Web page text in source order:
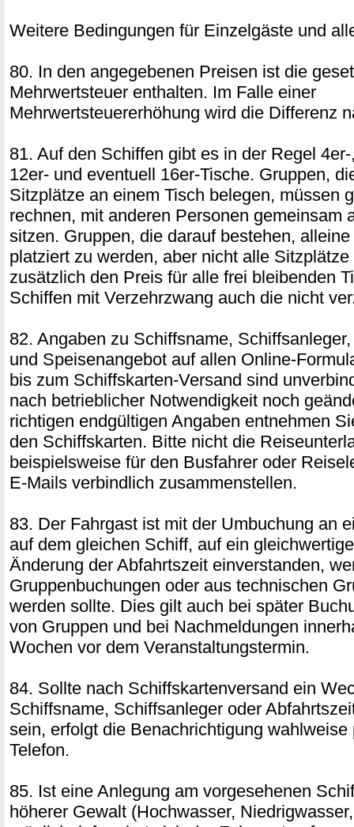
Weitere Bedingungen für Einzelgäste und
80. In den angegebenen Preisen ist die
Mehrwertsteuer enthalten. Im Falle einer
Mehrwertsteuererhöhung wird die Differenz
81. Auf den Schiffen gibt es in der Regel
12er- und eventuell 16er-Tische. Gruppen,
Sitzplätze an einem Tisch belegen, müssen
rechnen, mit anderen Personen gemeinsam
sitzen. Gruppen, die darauf bestehen,
platziert zu werden, aber nicht alle
zusätzlich den Preis für alle frei bleibenden
Schiffen mit Verzehrzwang auch die nicht
82. Angaben zu Schiffsname,
und Speisenangebot auf allen Online-
bis zum Schiffskarten-Versand sind
nach betrieblicher Notwendigkeit noch
richtigen endgültigen Angaben entnehmen
den Schiffskarten. Bitte nicht die
beispielsweise für den Busfahrer oder
E-Mails verbindlich zusammenstellen.
83. Der Fahrgast ist mit der Umbuchung an
auf dem gleichen Schiff, auf ein
Änderung der Abfahrtszeit einverstanden,
Gruppenbuchungen oder aus technischen
werden sollte. Dies gilt auch bei später
von Gruppen und bei Nachmeldungen
Wochen vor dem Veranstaltungstermin.
84. Sollte nach Schiffskartenversand ein
Schiffsname, Schiffsanleger oder
sein, erfolgt die Benachrichtigung wahlweise
Telefon.
85. Ist eine Anlegung am vorgesehenen
höherer Gewalt (Hochwasser,